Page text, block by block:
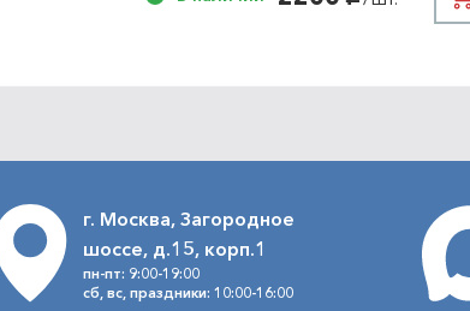
г. Москва, Загородное
шоссе, д.15, корп.1
пн-пт: 9:00-19:00
сб, вс, праздники: 10:00-16:00